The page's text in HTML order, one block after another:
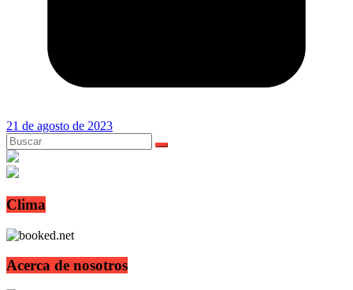
21 de agosto de 2023
Clima
Acerca de nosotros